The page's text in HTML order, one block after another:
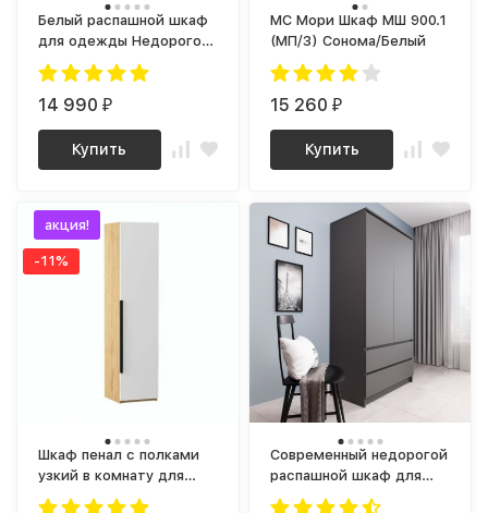
Белый распашной шкаф
для одежды Недорогой
ШР-2/1 СИТИ ЛДСП
14 990₽
Купить
МС Мори Шкаф МШ 900.1
(МП/3) Сонома/Белый
15 260₽
Купить
акция!
-11%
Шкаф пенал с полками
узкий в комнату для
одежды с ящиками
Современный недорогой
распашной шкаф для
одежды с полками и 2